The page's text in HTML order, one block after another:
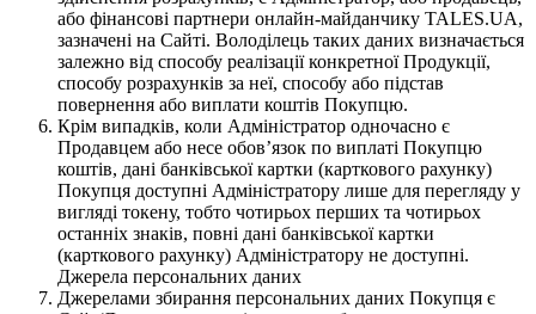
або фінансові партнери онлайн-майданчику TALES.UA,
зазначені на Сайті. Володілець таких даних визначається
залежно від способу реалізації конкретної Продукції,
способу розрахунків за неї, способу або підстав
повернення або виплати коштів Покупцю.
Крім випадків, коли Адміністратор одночасно є
Продавцем або несе обов’язок по виплаті Покупцю
коштів, дані банківської картки (карткового рахунку)
Покупця доступні Адміністратору лише для перегляду у
вигляді токену, тобто чотирьох перших та чотирьох
останніх знаків, повні дані банківської картки
(карткового рахунку) Адміністратору не доступні.
Джерела персональних даних
Джерелами збирання персональних даних Покупця є